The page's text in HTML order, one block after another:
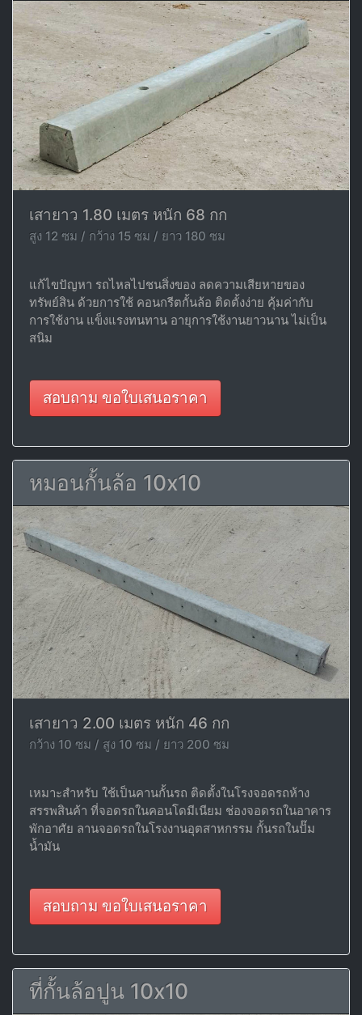
เสายาว 1.80 เมตร หนัก 68 กก
สูง 12 ซม / กว้าง 15 ซม / ยาว 180 ซม
แก้ไขปัญหา รถไหลไปชนสิ่งของ ลดความเสียหายของ
ทรัพย์สิน ด้วยการใช้ คอนกรีตกั้นล้อ ติดตั้งง่าย คุ้มค่ากับ
การใช้งาน แข็งแรงทนทาน อายุการใช้งานยาวนาน ไม่เป็น
สนิม
สอบถาม ขอใบเสนอราคา
หมอนกั้นล้อ 10x10
เสายาว 2.00 เมตร หนัก 46 กก
กว้าง 10 ซม / สูง 10 ซม / ยาว 200 ซม
เหมาะสำหรับ ใช้เป็นคานกั้นรถ ติดตั้งในโรงจอดรถห้าง
สรรพสินค้า ที่จอดรถในคอนโดมีเนียม ช่องจอดรถในอาคาร
พักอาศัย ลานจอดรถในโรงงานอุตสาหกรรม กั้นรถในปั๊ม
น้ำมัน
สอบถาม ขอใบเสนอราคา
ที่กั้นล้อปูน 10x10